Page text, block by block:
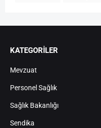
KATEGORİLER
Mevzuat
Personel Sağlık
Sağlık Bakanlığı
Sendika